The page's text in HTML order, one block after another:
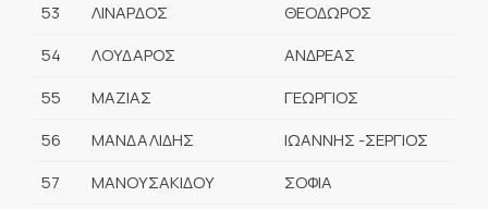
53
ΛΙΝΑΡΔΟΣ
ΘΕΟΔΩΡΟΣ
54
ΛΟΥΔΑΡΟΣ
ΑΝΔΡΕΑΣ
55
ΜΑΖΙΑΣ
ΓΕΩΡΓΙΟΣ
56
ΜΑΝΔΑΛΙΔΗΣ
ΙΩΑΝΝΗΣ -ΣΕΡΓΙΟΣ
57
ΜΑΝΟΥΣΑΚΙΔΟΥ
ΣΟΦΙΑ